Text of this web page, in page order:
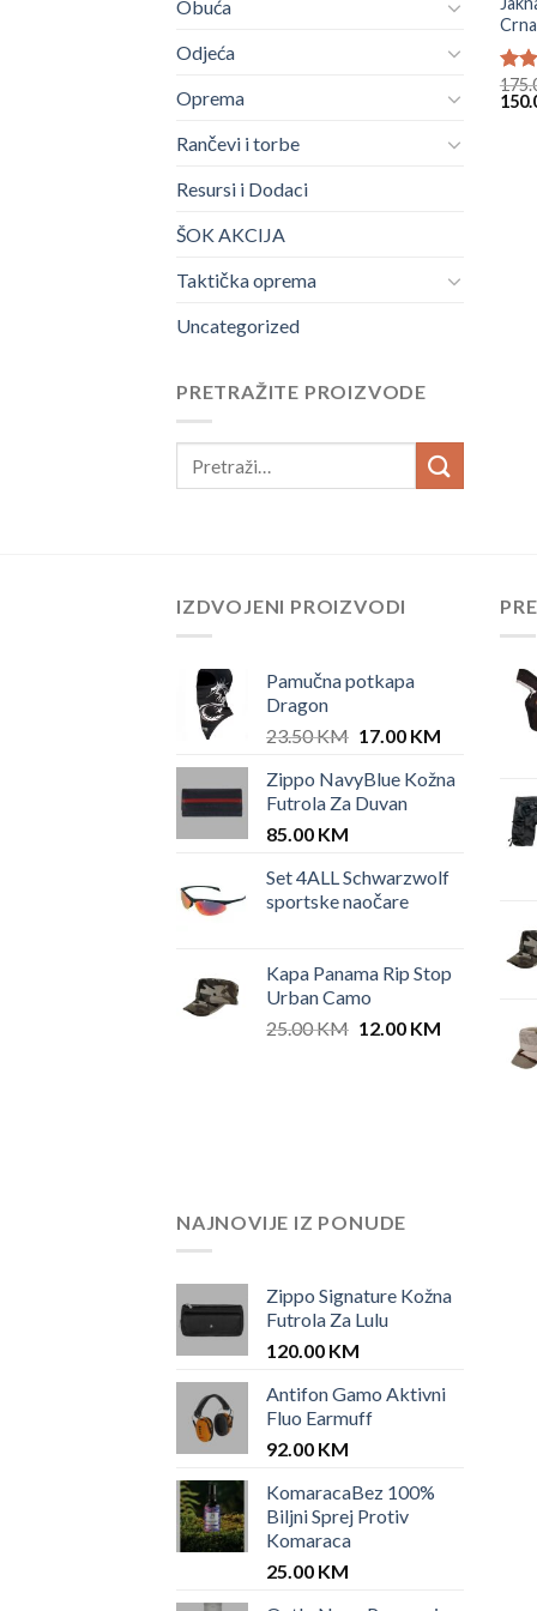
Obuća
Odjeća
Oprema
Rančevi i torbe
Resursi i Dodaci
ŠOK AKCIJA
Taktička oprema
Uncategorized
PRETRAŽITE PROIZVODE
5.00
IZDVOJENI PROIZVODI
Pamučna potkapa
Dragon
23.50KM Original
was:
23.50 KM.
17.00 KMCurrent
is:
17.00 KM.
Zippo NavyBlue Kožna
Futrola Za Duvan
85.00 KM
Set 4ALL Schwarzwolf
sportske naočare
Kapa Panama Rip Stop
Urban Camo
25.00KM Original
12.00 KMCurrent
NAJNOVIJE IZ PONUDE
Zippo Signature Kožna
Futrola Za Lulu
120.00 KM
Antifon Gamo Aktivni
Fluo Earmuff
92.00 KM
KomaracaBez 100%
Biljni Sprej Protiv
Komaraca
25.00 KM